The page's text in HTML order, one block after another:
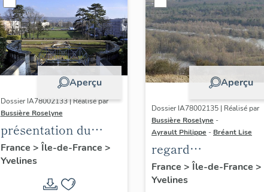
Aperçu
Dossier IA78002133 | Réalisé par
Bussière Roselyne
présentation du
diagnostic
patrimonial, urbain
et paysager de Seine-
France > Île-de-France >
Yvelines
Aperçu
Dossier IA78002135 | Réalisé par
Bussière Roselyne -
Ayrault Philippe - Bréant Lise
regard
photographique sur
le territoire de Seine-
France > Île-de-France >
Yvelines